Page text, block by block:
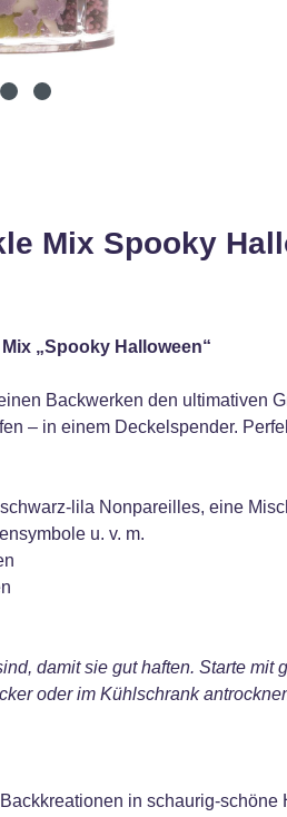
Mix Spooky
„Spooky Halloween“
Backwerken den
– in einem Deckelspender.
lila Nonpareilles, eine
u. v. m.
damit sie gut haften. Starte
oder im Kühlschrank
in schaurig-